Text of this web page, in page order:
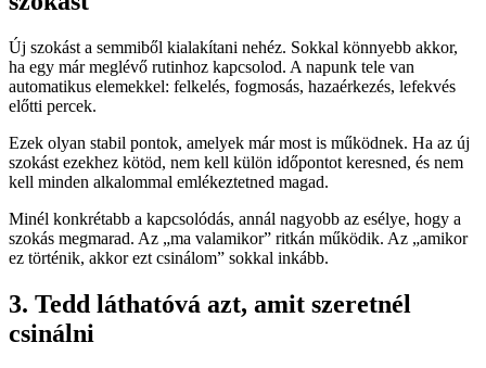
Új szokást a semmiből kialakítani nehéz. Sokkal könnyebb akkor,
ha egy már meglévő rutinhoz kapcsolod. A napunk tele van
automatikus elemekkel: felkelés, fogmosás, hazaérkezés, lefekvés
előtti percek.
Ezek olyan stabil pontok, amelyek már most is működnek. Ha az új
szokást ezekhez kötöd, nem kell külön időpontot keresned, és nem
kell minden alkalommal emlékeztetned magad.
Minél konkrétabb a kapcsolódás, annál nagyobb az esélye, hogy a
szokás megmarad. Az „ma valamikor” ritkán működik. Az „amikor
ez történik, akkor ezt csinálom” sokkal inkább.
3. Tedd láthatóvá azt, amit szeretnél
csinálni